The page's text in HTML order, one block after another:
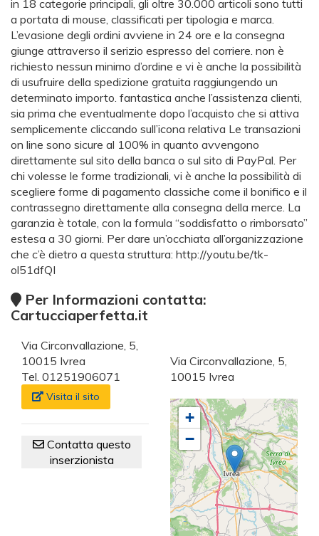
in 18 categorie principali, gli oltre 30.000 articoli sono tutti
a portata di mouse, classificati per tipologia e marca.
L’evasione degli ordini avviene in 24 ore e la consegna
giunge attraverso il serizio espresso del corriere. non è
richiesto nessun minimo d’ordine e vi è anche la possibilità
di usufruire della spedizione gratuita raggiungendo un
determinato importo. fantastica anche l’assistenza clienti,
sia prima che eventualmente dopo l’acquisto che si attiva
semplicemente cliccando sull’icona relativa Le transazioni
on line sono sicure al 100% in quanto avvengono
direttamente sul sito della banca o sul sito di PayPal. Per
chi volesse le forme tradizionali, vi è anche la possibilità di
scegliere forme di pagamento classiche come il bonifico e il
contrassegno direttamente alla consegna della merce. La
garanzia è totale, con la formula “soddisfatto o rimborsato”
estesa a 30 giorni. Per dare un’occhiata all’organizzazione
che c’è dietro a questa struttura: http://youtu.be/tk-
ol51dfQI
Per Informazioni contatta:
Cartucciaperfetta.it
Via Circonvallazione, 5,
10015 Ivrea
Tel. 01251906071
Visita il sito
Contatta questo
inserzionista
Via Circonvallazione, 5,
10015 Ivrea
+
−